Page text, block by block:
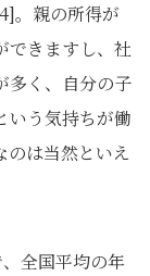
。親の所得が
できますし、社
多く、自分の子
いう気持ちが働
のは当然といえ
全国平均の年